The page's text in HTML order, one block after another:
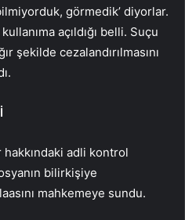
görmedik’ diyorlar.
açıldığı belli. Suçu
şekilde cezalandırılmasını
hakkındaki adli kontrol
bilirkişiye
mahkemeye sundu.